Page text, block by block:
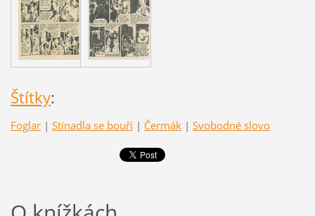
Štítky:
Foglar | Stínadla se bouří | Čermák | Svobodné slovo